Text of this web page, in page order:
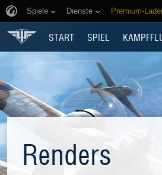
Spiele Dienste Premium-
START SPIEL
Renders